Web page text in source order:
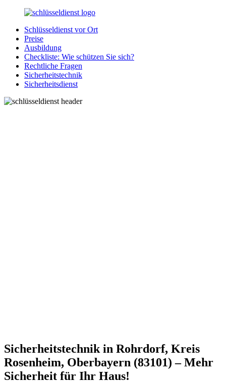
Zurück
Inhalt
SchluesseldienstDirekt.de
Ihre
Notlage
wird
gelöst!
Schlüsseldienst vor Ort
Preise
Ausbildung
Checkliste: Wie schützen Sie sich?
Rechtliche Fragen
Sicherheitstechnik
Sicherheitsdienst
Sicherheitstechnik in Rohrdorf, Kreis
Rosenheim, Oberbayern (83101) – Mehr
Sicherheit für Ihr Haus!